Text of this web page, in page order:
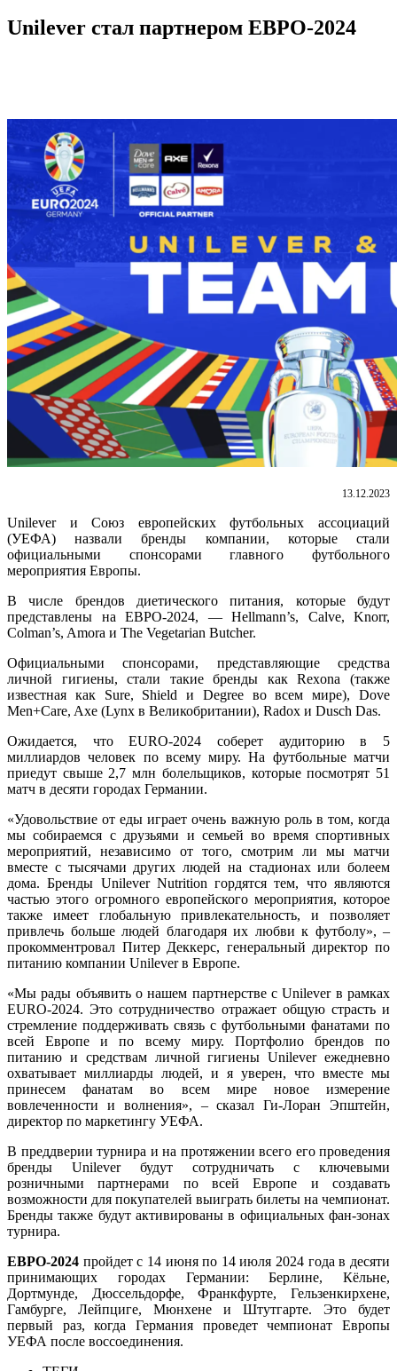
Unilever стал партнером ЕВРО-2024
13.12.2023
Unilever и Союз европейских футбольных ассоциаций
(УЕФА) назвали бренды компании, которые стали
официальными спонсорами главного футбольного
мероприятия Европы.
В числе брендов диетического питания, которые будут
представлены на ЕВРО-2024, — Hellmann’s, Calve, Knorr,
Colman’s, Amora и The Vegetarian Butcher.
Официальными спонсорами, представляющие средства
личной гигиены, стали такие бренды как Rexona (также
известная как Sure, Shield и Degree во всем мире), Dove
Men+Care, Axe (Lynx в Великобритании), Radox и Dusch Das.
Ожидается, что EURO-2024 соберет аудиторию в 5
миллиардов человек по всему миру. На футбольные матчи
приедут свыше 2,7 млн болельщиков, которые посмотрят 51
матч в десяти городах Германии.
«Удовольствие от еды играет очень важную роль в том, когда
мы собираемся с друзьями и семьей во время спортивных
мероприятий, независимо от того, смотрим ли мы матчи
вместе с тысячами других людей на стадионах или болеем
дома. Бренды Unilever Nutrition гордятся тем, что являются
частью этого огромного европейского мероприятия, которое
также имеет глобальную привлекательность, и позволяет
привлечь больше людей благодаря их любви к футболу», –
прокомментровал Питер Деккерс, генеральный директор по
питанию компании Unilever в Европе.
«Мы рады объявить о нашем партнерстве с Unilever в рамках
EURO-2024. Это сотрудничество отражает общую страсть и
стремление поддерживать связь с футбольными фанатами по
всей Европе и по всему миру. Портфолио брендов по
питанию и средствам личной гигиены Unilever ежедневно
охватывает миллиарды людей, и я уверен, что вместе мы
принесем фанатам во всем мире новое измерение
вовлеченности и волнения», – сказал Ги-Лоран Эпштейн,
директор по маркетингу УЕФА.
В преддверии турнира и на протяжении всего его проведения
бренды Unilever будут сотрудничать с ключевыми
розничными партнерами по всей Европе и создавать
возможности для покупателей выиграть билеты на чемпионат.
Бренды также будут активированы в официальных фан-зонах
турнира.
ЕВРО-2024 пройдет с 14 июня по 14 июля 2024 года в десяти
принимающих городах Германии: Берлине, Кёльне,
Дортмунде, Дюссельдорфе, Франкфурте, Гельзенкирхене,
Гамбурге, Лейпциге, Мюнхене и Штутгарте. Это будет
первый раз, когда Германия проведет чемпионат Европы
УЕФА после воссоединения.